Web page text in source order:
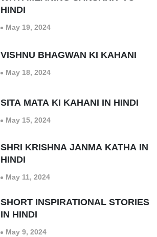
HINDI
May 19, 2024
VISHNU BHAGWAN KI KAHANI
May 18, 2024
SITA MATA KI KAHANI IN HINDI
May 15, 2024
SHRI KRISHNA JANMA KATHA IN
HINDI
May 11, 2024
SHORT INSPIRATIONAL STORIES
IN HINDI
May 9, 2024